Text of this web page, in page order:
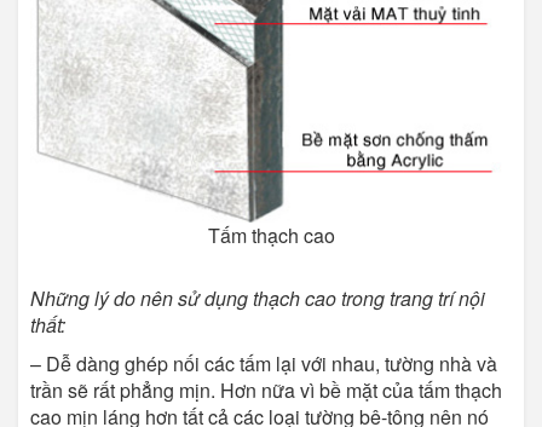
Tấm thạch cao
Những lý do nên sử dụng thạch cao trong trang trí nội
thất:
– Dễ dàng ghép nối các tấm lại với nhau, tường nhà và
trần sẽ rất phẳng mịn. Hơn nữa vì bề mặt của tấm thạch
cao mịn láng hơn tất cả các loại tường bê-tông nên nó